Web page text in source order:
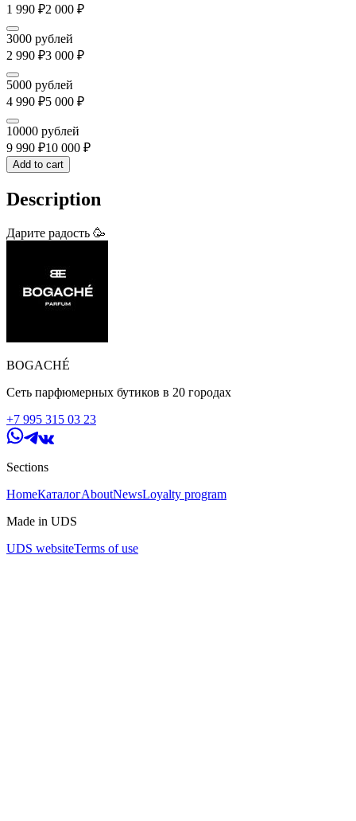
1 990 ₽2 000 ₽
3000 рублей
2 990 ₽3 000 ₽
5000 рублей
4 990 ₽5 000 ₽
10000 рублей
9 990 ₽10 000 ₽
Add to cart
Description
Дарите радость 🥳
BOGACHÉ
Сеть парфюмерных бутиков в 20 городах
+7 995 315 03 23
Sections
HomeКаталогAboutNewsLoyalty program
Made in UDS
UDS websiteTerms of use